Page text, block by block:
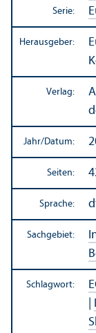
Serie:
Herausgeber:
Verlag:
Jahr/Datum:
Seiten:
Sprache:
Sachgebiet:
Schlagwort: